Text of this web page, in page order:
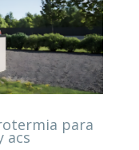
para
acs